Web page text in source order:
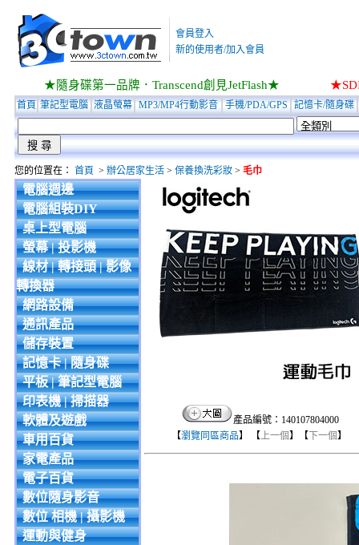
會員登入
新的使用者/加入會員
★隨身碟第一品牌．Transcend創見JetFlash★
首頁 筆記型電腦 液晶螢幕 MP3/MP4行動影音 手機/PDA/GPS 記憶卡/隨身碟
您的位置在： 首頁 > 辦公居家生活> 保養換洗彩妝> 毛巾
電腦週邊
電腦組裝DIY
桌上型電腦
螢幕 | 投影機
線材 | 轉接頭 | 影像
轉換器
網路設備
通訊產品
儲存裝置
記憶卡 | 隨身碟
平板 | 筆記型電腦
印表機 | 掃描器
軟體及遊戲
車用百貨
家電產品
電子百貨
數位隨身影音
數位 相機 | 攝影機
運動與健身
產品編號：140107804000
【瀏覽同區商品】 【上一個】【 下一個】